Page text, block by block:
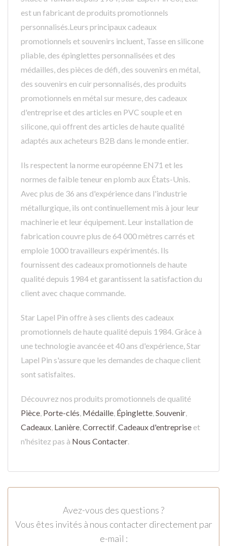
est un fabricant de produits promotionnels
personnalisés.Leurs principaux cadeaux
promotionnels et souvenirs incluent, Tasse en silicone
pliable, des épinglettes personnalisées et des
médailles, des pièces de défi, des souvenirs en métal,
des souvenirs en cuir personnalisés, des produits
promotionnels en métal sur mesure, des cadeaux
d'entreprise et des articles en PVC souple et en
silicone, qui offrent des articles de haute qualité
adaptés aux acheteurs B2B dans le monde entier.
Ils respectent la norme européenne EN71 et les
normes de faible teneur en plomb aux États-Unis.
Avec plus de 36 ans d'expérience dans l'industrie
métallurgique, ils ont continuellement mis à jour leur
machinerie et leur équipement. Leur installation de
fabrication couvre plus de 64 000 mètres carrés et
emploie 1000 travailleurs expérimentés. Ils
fournissent des cadeaux promotionnels de haute
qualité depuis 1984 et garantissent la satisfaction du
client avec chaque commande.
Star Lapel Pin offre à ses clients des cadeaux
promotionnels de haute qualité depuis 1984. Grâce à
une technologie avancée et 40 ans d'expérience, Star
Lapel Pin s'assure que les demandes de chaque client
sont satisfaites.
Découvrez nos produits promotionnels de qualité
Pièce Porte-clés Médaille Épinglette Souvenir
Cadeaux Lanière Correctif Cadeaux d'entreprise et
n'hésitez pas à Nous Contacter
Avez-vous des questions ?
Vous êtes invités à nous contacter directement par
e-mail :